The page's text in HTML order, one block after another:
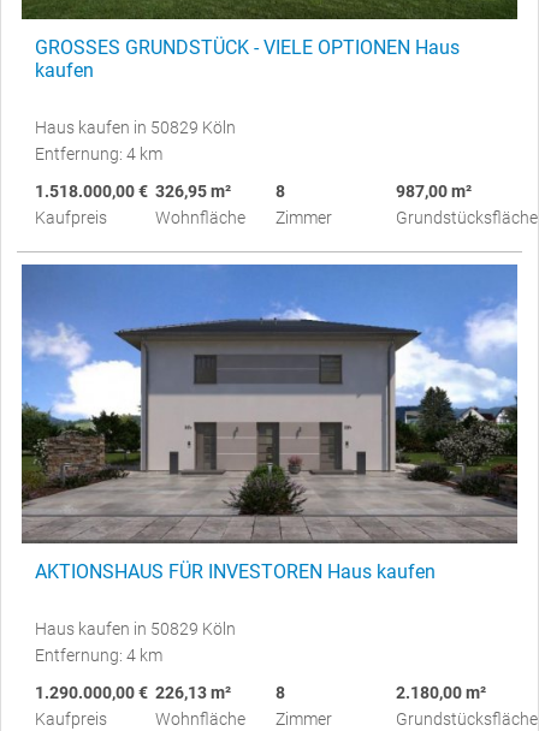
GROSSES GRUNDSTÜCK - VIELE OPTIONEN Haus
kaufen
Haus kaufen in 50829 Köln
Entfernung: 4 km
1.518.000,00 €
Kaufpreis
326,95 m²
Wohnfläche
8
Zimmer
987,00 m²
Grundstücksfläche
AKTIONSHAUS FÜR INVESTOREN Haus kaufen
Haus kaufen in 50829 Köln
Entfernung: 4 km
1.290.000,00 €
Kaufpreis
226,13 m²
Wohnfläche
8
Zimmer
2.180,00 m²
Grundstücksfläche